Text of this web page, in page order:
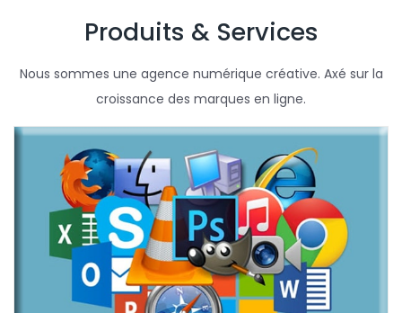
Produits & Services
Nous sommes une agence numérique créative. Axé sur la
croissance des marques en ligne.